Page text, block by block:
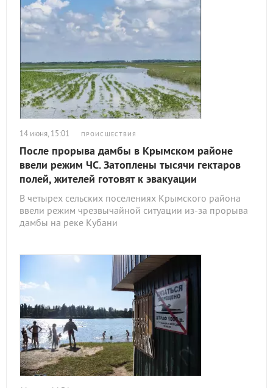
14 июня, 15:01 ПРОИСШЕСТВИЯ
После прорыва дамбы в Крымском районе
ввели режим ЧС. Затоплены тысячи гектаров
полей, жителей готовят к эвакуации
В четырех сельских поселениях Крымского района
ввели режим чрезвычайной ситуации из-за прорыва
дамбы на реке Кубани